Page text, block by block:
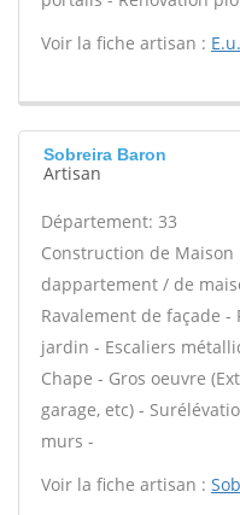
Voir la fiche artisan :
Sobreira Baron
Artisan
Département: 33
Construction de
dappartement / de
Ravalement de façade
jardin - Escaliers
Chape - Gros oeuvre
garage, etc) -
murs -
Voir la fiche artisan :